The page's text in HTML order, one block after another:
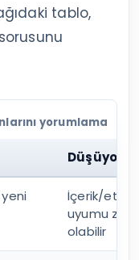
tablo,
yorumlama
Düşüyorsa
yeni
İçerik/
uyumu
olabilir